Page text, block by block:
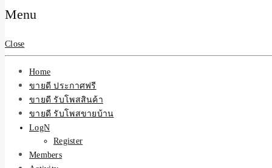
Menu
Close
Home
ขายดี ประกาศฟรี
ขายดี รับโพสสินค้า
ขายดี รับโพสขายบ้าน
LogN
Register
Members